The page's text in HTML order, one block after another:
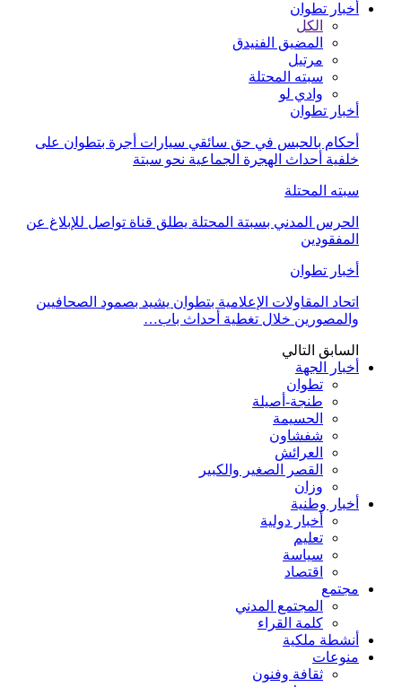
أخبار تطوان
الكل
المضيق الفنيدق
مرتيل
سبته المحتلة
وادي لو
أخبار تطوان
أحكام بالحبس في حق سائقي سيارات أجرة بتطوان على
خلفية أحداث الهجرة الجماعية نحو سبتة
سبته المحتلة
الحرس المدني بسبتة المحتلة يطلق قناة تواصل للإبلاغ عن
المفقودين
أخبار تطوان
اتحاد المقاولات الإعلامية بتطوان يشيد بصمود الصحافيين
والمصورين خلال تغطية أحداث باب…
السابق التالي
أخبار الجهة
تطوان
طنجة-أصيلة
الحسيمة
شفشاون
العرائش
القصر الصغير والكبير
وزان
أخبار وطنية
أخبار دولية
تعليم
سياسة
اقتصاد
مجتمع
المجتمع المدني
كلمة القراء
أنشطة ملكية
منوعات
ثقافة وفنون